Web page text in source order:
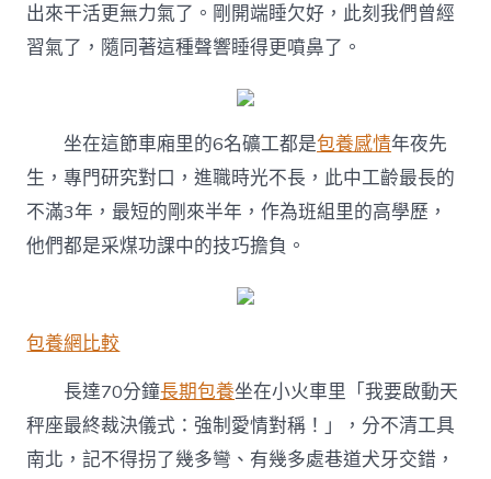
出來干活更無力氣了。剛開端睡欠好，此刻我們曾經
習氣了，隨同著這種聲響睡得更噴鼻了。
坐在這節車廂里的6名礦工都是包養感情年夜先
生，專門研究對口，進職時光不長，此中工齡最長的
不滿3年，最短的剛來半年，作為班組里的高學歷，
他們都是采煤功課中的技巧擔負。
包養網比較
長達70分鐘長期包養坐在小火車里「我要啟動天
秤座最終裁決儀式：強制愛情對稱！」，分不清工具
南北，記不得拐了幾多彎、有幾多處巷道犬牙交錯，